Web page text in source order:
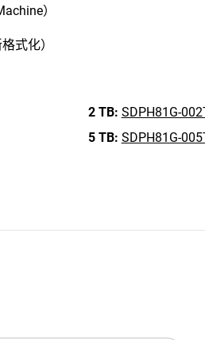
）
式化）
2 TB: SDPH81G-
5 TB: SDPH81G-